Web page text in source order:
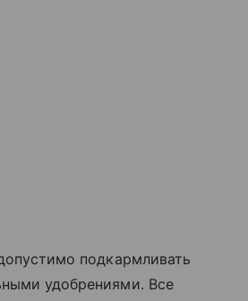
подкармливать
удобрениями. Все